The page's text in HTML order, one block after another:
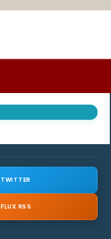
TWITTER
FLUX RSS